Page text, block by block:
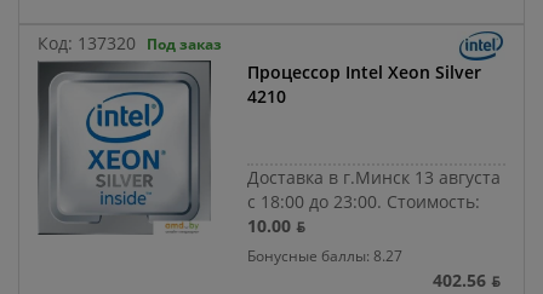
Код: 137320 Под заказ
Процессор Intel Xeon Silver
4210
Доставка в г.Минск 13 августа
с 18:00 до 23:00. Стоимость:
10.00 ƃ
Бонусные баллы: 8.27
402.56 ƃ